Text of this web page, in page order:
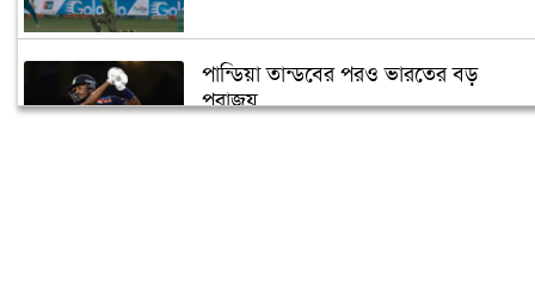
পান্ডিয়া তান্ডবের পরও ভারতের বড়
পরাজয়